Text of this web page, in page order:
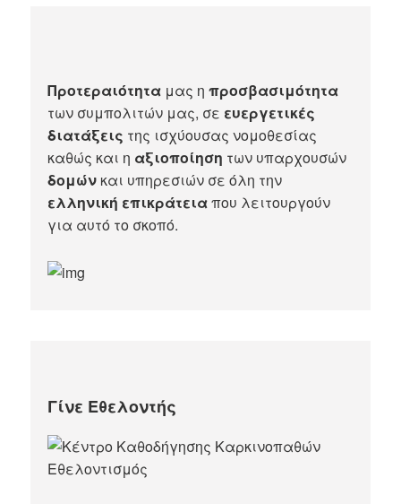
Προτεραιότητα μας ηπροσβασιμότητα
των συμπολιτών μας, σε ευεργετικές
διατάξεις της ισχύουσας νομοθεσίας
καθώς και η αξιοποίηση των υπαρχουσών
δομών και υπηρεσιών σε όλη την
ελληνική επικράτειαπου λειτουργούν
για αυτό το σκοπό.​
Γίνε Εθελοντής